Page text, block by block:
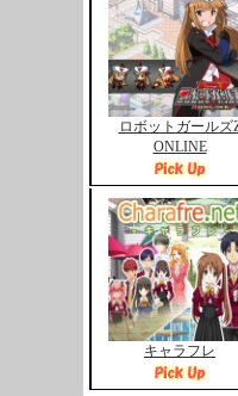
ロボットガールズ
ONLINE
キャラフレ